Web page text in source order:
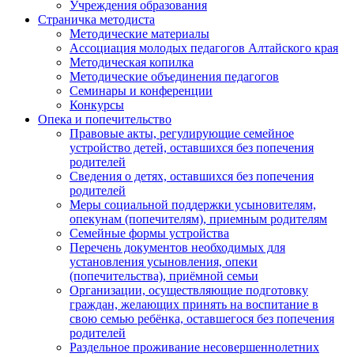
Учреждения образования
Страничка методиста
Методические материалы
Ассоциация молодых педагогов Алтайского края
Методическая копилка
Методические объединения педагогов
Семинары и конференции
Конкурсы
Опека и попечительство
Правовые акты, регулирующие семейное
устройство детей, оставшихся без попечения
родителей
Сведения о детях, оставшихся без попечения
родителей
Меры социальной поддержки усыновителям,
опекунам (попечителям), приемным родителям
Семейные формы устройства
Перечень документов необходимых для
установления усыновления, опеки
(попечительства), приёмной семьи
Организации, осуществляющие подготовку
граждан, желающих принять на воспитание в
свою семью ребёнка, оставшегося без попечения
родителей
Раздельное проживание несовершеннолетних